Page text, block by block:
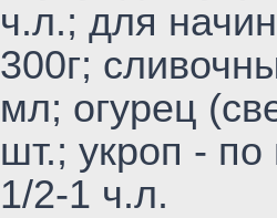
ч.л.; для
300г;
мл; огурец
шт.; укроп - по
1/2-1 ч.л.